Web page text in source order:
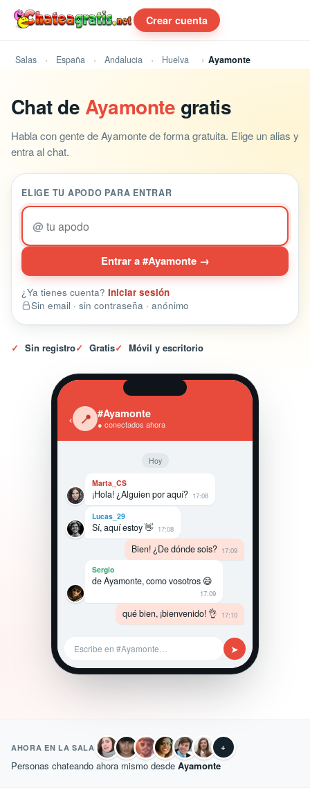
Crear cuenta
Salas España Andalucia Huelva Ayamonte
Chat de Ayamonte gratis
Habla con gente de Ayamonte de forma gratuita. Elige un alias y
entra al chat.
ELIGE TU APODO PARA ENTRAR
@
Entrar a #Ayamonte →
¿Ya tienes cuenta? Iniciar sesión
Sin email · sin contraseña · anónimo
✓ Sin registro✓ Gratis✓ Móvil y escritorio
‹ 📍 #Ayamonte
● conectados ahora
Hoy
Marta_CS
¡Hola! ¿Alguien por aquí? 17:08
Lucas_29
Sí, aquí estoy 👋 17:08
Bien! ¿De dónde sois? 17:09
Sergio
de Ayamonte, como vosotros 😄
17:09
qué bien, ¡bienvenido! 👌 17:10
Escribe en #Ayamonte… ➤
AHORA EN LA SALA +
Personas chateando ahora mismo desde Ayamonte